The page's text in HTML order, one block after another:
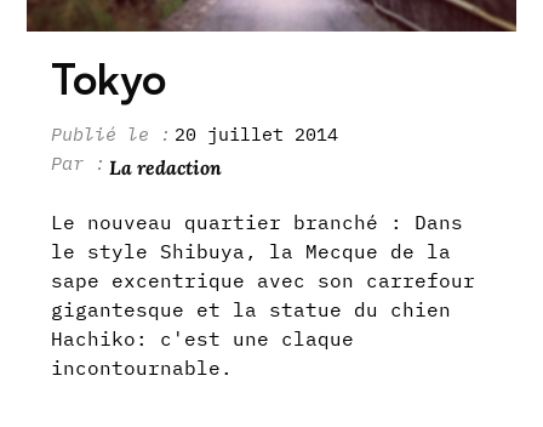
Tokyo
20 juillet 2014
La redaction
Le nouveau quartier branché : Dans
le style Shibuya, la Mecque de la
sape excentrique avec son carrefour
gigantesque et la statue du chien
Hachiko: c'est une claque
incontournable.